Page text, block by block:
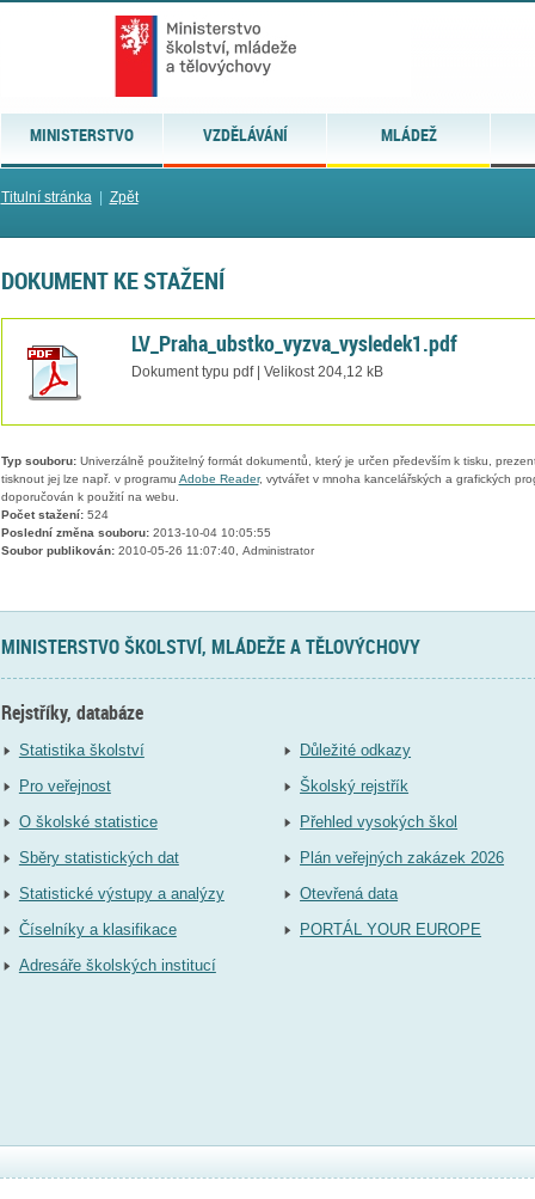
MINISTERSTVO VZDĚLÁVÁNÍ MLÁDEŽ
Titulní stránka| Zpět
DOKUMENT KE STAŽENÍ
LV_Praha_ubstko_vyzva_vysledek1.pdf
Dokument typu pdf | Velikost 204,12 kB
Typ souboru:Univerzálně použitelný formát dokumentů, který je určen především k tisku,
tisknout jej lze např. v programu Adobe Reader, vytvářet v mnoha kancelářských a grafických
doporučován k použití na webu.
Počet stažení:524
Poslední změna souboru:2013-10-04 10:05:55
Soubor publikován:2010-05-26 11:07:40, Administrator
MINISTERSTVO ŠKOLSTVÍ, MLÁDEŽE A TĚLOVÝCHOVY
Rejstříky, databáze
Statistika školství
Pro veřejnost
O školské statistice
Sběry statistických dat
Statistické výstupy a analýzy
Číselníky a klasifikace
Adresáře školských institucí
Důležité odkazy
Školský rejstřík
Přehled vysokých škol
Plán veřejných zakázek 2026
Otevřená data
PORTÁL YOUR EUROPE